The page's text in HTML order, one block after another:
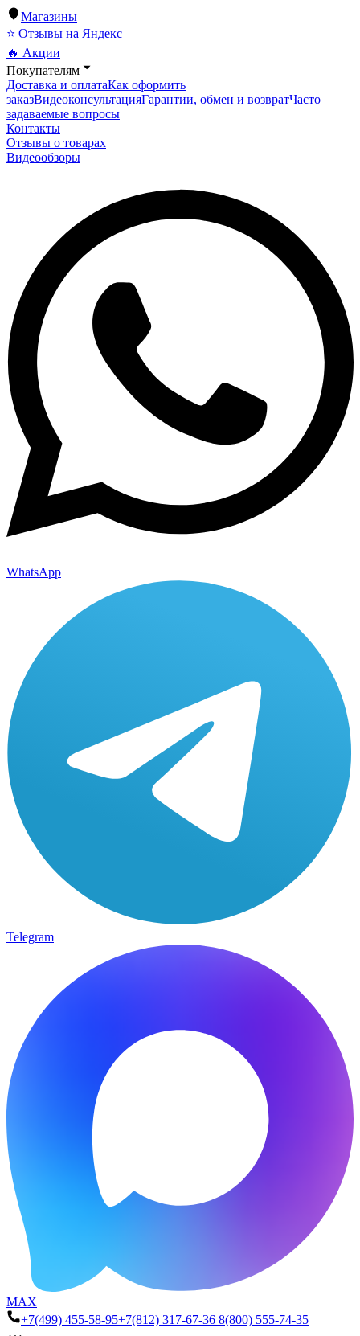
Магазины
⭐ Отзывы на Яндекс
🔥 Акции
Покупателям
Доставка и оплатаКак оформить
заказВидеоконсультацияГарантии, обмен и возвратЧасто
задаваемые вопросы
Контакты
Отзывы о товарах
Видеообзоры
WhatsApp
Telegram
MAX
+7(499) 455-58-95+7(812) 317-67-36 8(800) 555-74-35